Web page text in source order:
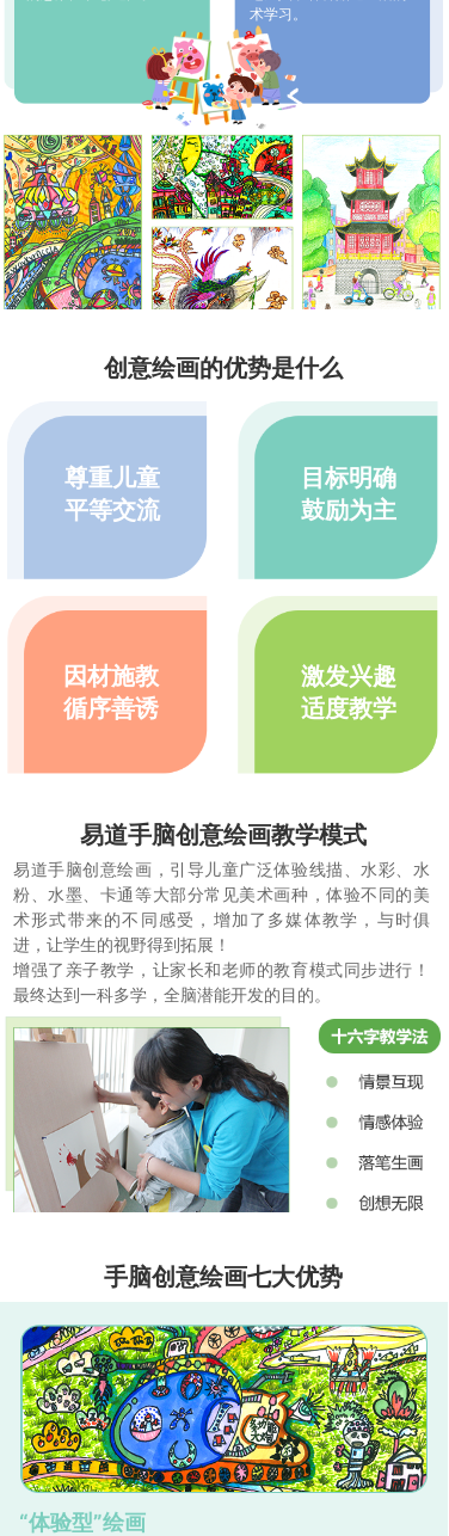
术学习。
易道手脑创意绘画
创意绘画的优势是什么
尊重儿童
平等交流
因材施教
循序善诱
激发兴趣
适度教学
目标明确
鼓励为主
易道手脑创意绘画教学模式
易道手脑创意绘画，引导儿童广泛体验线描、水彩、水
粉、水墨、卡通等大部分常见美术画种，体验不同的美
术形式带来的不同感受，增加了多媒体教学，与时俱
进，让学生的视野得到拓展！
增强了亲子教学，让家长和老师的教育模式同步进行！
最终达到一科多学，全脑潜能开发的目的。
手脑创意绘画七大优势
“体验型”绘画